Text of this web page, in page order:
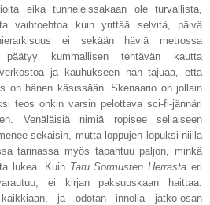
eikä tunneleissakaan ole turvallista,
vaihtoehtoa kuin yrittää selvitä, päivä
ei sekään häviä metrossa
kummallisen tehtävän kautta
ja kauhukseen hän tajuaa, että
on hänen käsissään. Skenaario on jollain
teos onkin varsin pelottava sci-fi-jännäri
Venäläisiä nimiä ropisee sellaiseen
sekaisin, mutta loppujen lopuksi niillä
tarinassa myös tapahtuu paljon, minkä
lukea. Kuin Taru Sormusten Herrasta eri
ei kirjan paksuuskaan haittaa.
ja odotan innolla jatko-osan